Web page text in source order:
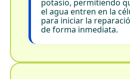
potasio, permitiendo
el agua entren en la
para iniciar la
de forma inmediata.